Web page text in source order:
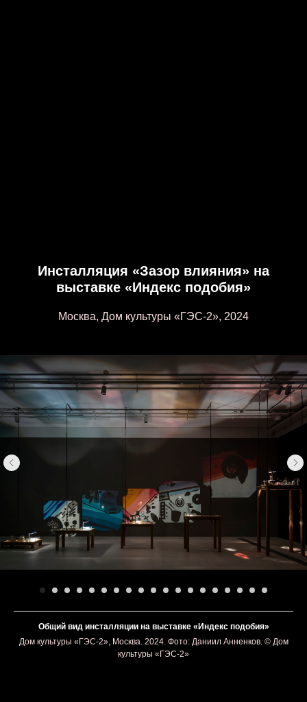
Инсталляция «Зазор влияния» на
выставке «Индекс подобия»
Москва, Дом культуры «ГЭС-2», 2024
Общий вид инсталляции на выставке «Индекс подобия»
Дом культуры «ГЭС-2», Москва. 2024. Фото: Даниил Анненков. © Дом
культуры «ГЭС-2»